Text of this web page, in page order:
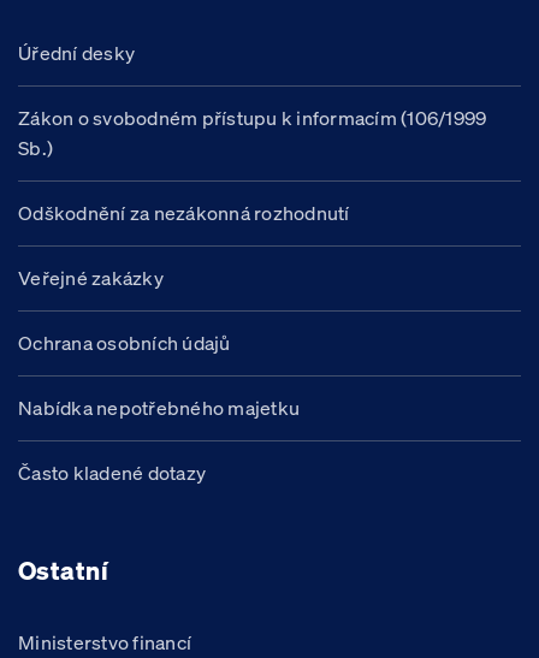
Úřední desky
Zákon o svobodném přístupu k informacím (106/1999
Sb.)
Odškodnění za nezákonná rozhodnutí
Veřejné zakázky
Ochrana osobních údajů
Nabídka nepotřebného majetku
Často kladené dotazy
Ostatní
Ministerstvo financí